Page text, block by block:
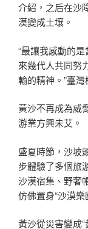
介紹，之后在沙
漠變成土壤。
“最讓我感動的
來幾代人共同努
輸的精神。”臺
黃沙不再成為威
游業方興未艾。
盛夏時節，沙坡
步體驗了多個旅
沙漠宿集、野奢
仿佛置身“沙漠樂
黃沙從災害變成